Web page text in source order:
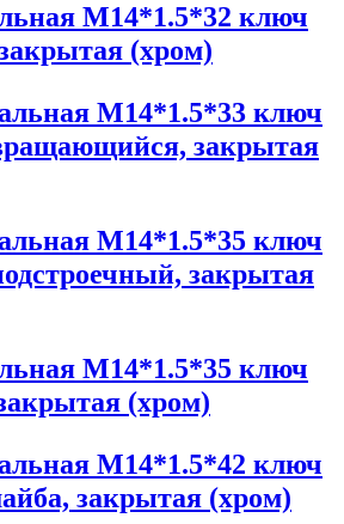
M14*1.5*32 ключ
(хром)
M14*1.5*33 ключ
закрытая
M14*1.5*35 ключ
закрытая
M14*1.5*35 ключ
(хром)
M14*1.5*42 ключ
закрытая (хром)